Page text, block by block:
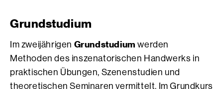
Grundstudium
Im zweijährigen Grundstudium werden
Methoden des inszenatorischen Handwerks in
praktischen Übungen, Szenenstudien und
theoretischen Seminaren vermittelt. Im Grundkurs